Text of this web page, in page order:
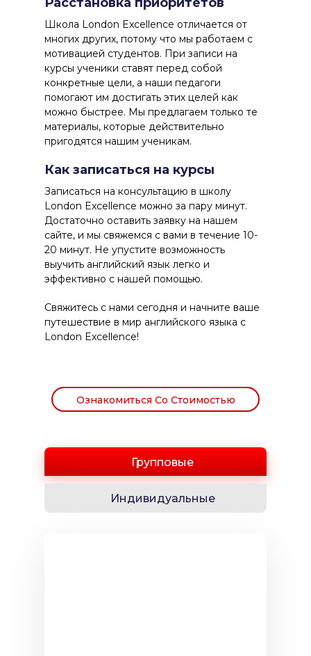
Школа London Excellence отличается от
многих других, потому что мы работаем с
мотивацией студентов. При записи на
курсы ученики ставят перед собой
конкретные цели, а наши педагоги
помогают им достигать этих целей как
можно быстрее. Мы предлагаем только те
материалы, которые действительно
пригодятся нашим ученикам.
Как записаться на курсы
Записаться на консультацию в школу
London Excellence можно за пару минут.
Достаточно оставить заявку на нашем
сайте, и мы свяжемся с вами в течение 10-
20 минут. Не упустите возможность
выучить английский язык легко и
эффективно с нашей помощью.
Свяжитесь с нами сегодня и начните ваше
путешествие в мир английского языка с
London Excellence!
Ознакомиться Со Стоимостью
Групповые
Индивидуальные